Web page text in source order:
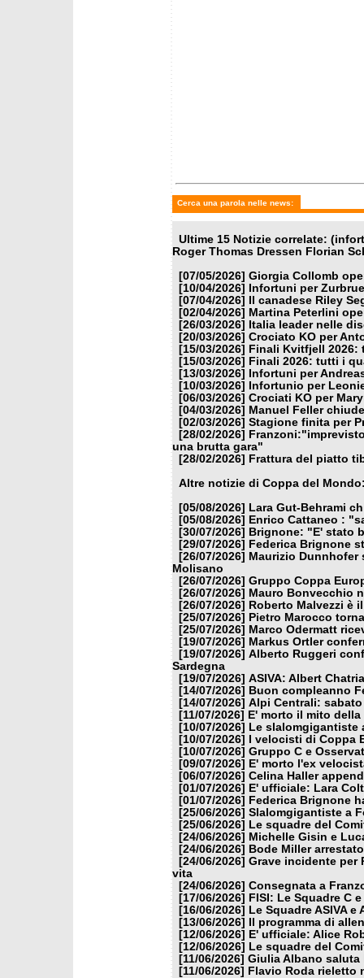
Cerca una parola nelle news:
Ultime 15 Notizie correlate:
Roger Thomas Dressen Florian
[07/05/2026] Giorgia Collomb
[10/04/2026]
Infortuni per
[07/04/2026]
Il canadese Riley
[02/04/2026] Martina Peterlini
[26/03/2026]
Italia leader nelle
[20/03/2026] Crociato KO per
[15/03/2026]
Finali Kvitfjell
[15/03/2026]
Finali 2026: tutti i
[13/03/2026]
Infortuni per
[10/03/2026]
Infortunio per
[06/03/2026] Crociati KO per
[04/03/2026] Manuel Feller
[02/03/2026] Stagione finita per
[28/02/2026]
una brutta gara"
[28/02/2026]
Frattura del piatto
Altre notizie di Coppa del
[05/08/2026]
Lara Gut-Behrami
[05/08/2026]
Enrico Cattaneo :
[30/07/2026]
Brignone: "E' stato
[29/07/2026]
Federica Brignone
[26/07/2026] Maurizio Dunnhofer
Molisano
[26/07/2026] Gruppo Coppa
[26/07/2026] Mauro Bonvecchio
[26/07/2026]
Roberto Malvezzi è
[25/07/2026]
Pietro Marocco
[25/07/2026] Marco Odermatt
[19/07/2026] Markus Ortler
[19/07/2026] Alberto Ruggeri
Sardegna
[19/07/2026] ASIVA: Albert
[14/07/2026]
Buon compleanno
[14/07/2026] Alpi Centrali:
[11/07/2026]
E' morto il mito
[10/07/2026]
Le
[10/07/2026]
I velocisti di Coppa
[10/07/2026] Gruppo C e
[09/07/2026]
E' morto l'ex
[06/07/2026] Celina Haller
[01/07/2026]
E' ufficiale: Lara
[01/07/2026]
Federica Brignone
[25/06/2026] Slalomgigantiste a
[25/06/2026]
Le squadre del
[24/06/2026] Michelle Gisin e
[24/06/2026]
Bode Miller
[24/06/2026] Grave incidente per
vita
[24/06/2026] Consegnata a
[17/06/2026]
FISI: Le Squadre C
[16/06/2026]
Le Squadre ASIVA
[13/06/2026]
Il programma di
[12/06/2026]
E' ufficiale: Alice
[12/06/2026]
Le squadre del
[11/06/2026] Giulia Albano saluta
[11/06/2026]
Flavio Roda rieletto